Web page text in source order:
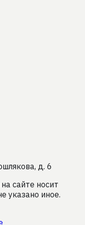
д. 6
сайте носит
указано иное.